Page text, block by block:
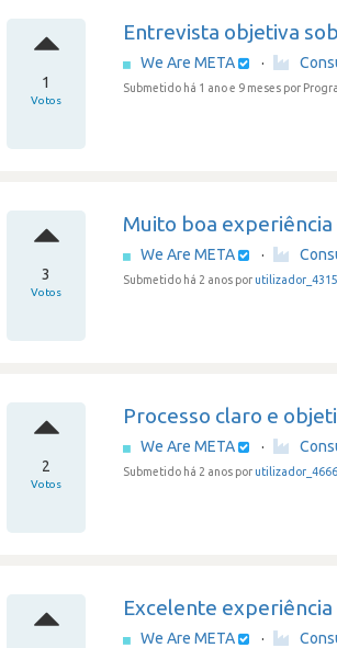
1
Votos
Entrevista objetiva
We Are META ·
Submetido há 1 ano e 9 meses por
3
Votos
Muito boa experiência
We Are META ·
Submetido há 2 anos por
2
Votos
Processo claro e
We Are META ·
Submetido há 2 anos por
Excelente experiência
We Are META ·